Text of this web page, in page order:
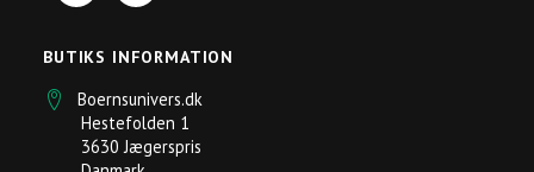
BUTIKS INFORMATION
Boernsunivers.dk
Hestefolden 1
3630 Jægerspris